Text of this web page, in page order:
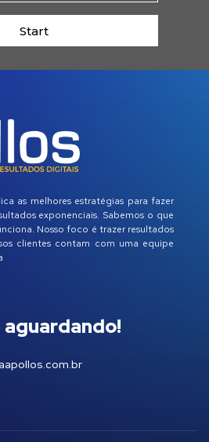
Start
as melhores estratégias para fazer
exponenciais. Sabemos o que
Nosso foco é trazer resultados
clientes contam com uma equipe